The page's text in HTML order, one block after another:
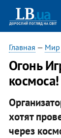
Главная — Мир
Огонь
космоса!
хотят
через